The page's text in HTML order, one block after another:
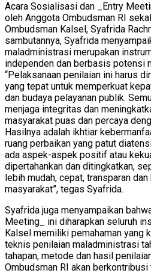
Acara Sosialisasi dan _Entry
oleh Anggota Ombudsman RI
Ombudsman Kalsel, Syafrida
sambutannya, Syafrida
maladministrasi merupakan
independen dan berbasis potensi
“Pelaksanaan penilaian ini harus
yang tepat untuk memperkuat
dan budaya pelayanan publik.
menjaga integritas dan
masyarakat puas dan percaya
Hasilnya adalah ikhtiar
ruang perbaikan yang patut
ada aspek-aspek positif atau
dipertahankan dan ditingkatkan,
lebih mudah, cepat, transparan
masyarakat”, tegas Syafrida.
Syafrida juga menyampaikan
Meeting_ ini diharapkan seluruh
Kalsel memiliki pemahaman yang
teknis penilaian maladministrasi
tahapan, metode dan hasil
Ombudsman RI akan